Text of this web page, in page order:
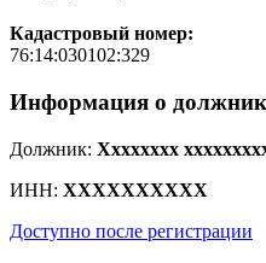
Кадастровый номер:
76:14:030102:329
Информация о
Должник: Xxxxxxxx
ИНН: XXXXXXXXXX
Доступно после регистрации